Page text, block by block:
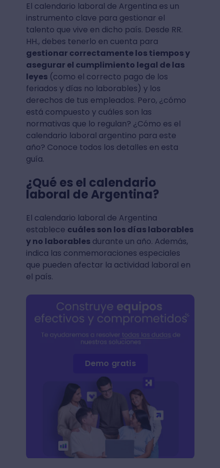
El calendario laboral de Argentina es un
instrumento clave para gestionar el
talento que vive en dicho país. Desde RR.
HH., debes tenerlo en cuenta para
gestionar correctamente los tiempos y
asegurar el cumplimiento legal de las
leyes(como el correcto pago de los
feriados y días no laborables) y los
derechos de tus empleados. Pero, ¿cómo
está compuesto y cuáles son las
normativas que lo regulan? ¿Cómo es el
calendario laboral argentino para este
año? Conoce todos los detalles en esta
guía.
¿Qué es el calendario
laboral de Argentina?
El calendario laboral de Argentina
establece cuáles son los días laborables
y no laborablesdurante un año. Además,
indica las conmemoraciones especiales
que pueden afectar la actividad laboral en
el país.
Demo gratis